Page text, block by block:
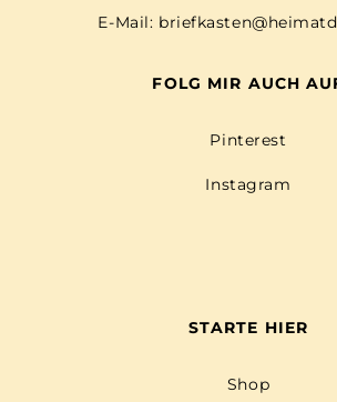
E-Mail:
FOLG MIR AUCH
Pinterest
Instagram
STARTE HIER
Shop